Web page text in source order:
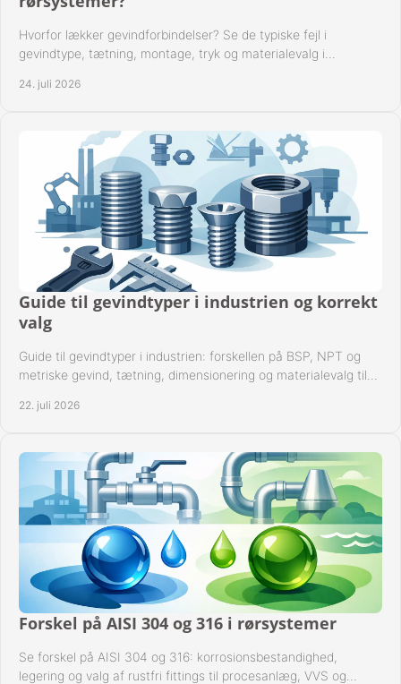
Hvorfor lækker gevindforbindelser? Se de typiske fejl i
gevindtype, tætning, montage, tryk og materialevalg i
24. juli 2026
Guide til gevindtyper i industrien og korrekt
valg
Guide til gevindtyper i industrien: forskellen på BSP, NPT og
metriske gevind, tætning, dimensionering og materialevalg til
22. juli 2026
Forskel på AISI 304 og 316 i rørsystemer
Se forskel på AISI 304 og 316: korrosionsbestandighed,
legering og valg af rustfri fittings til procesanlæg, VVS og